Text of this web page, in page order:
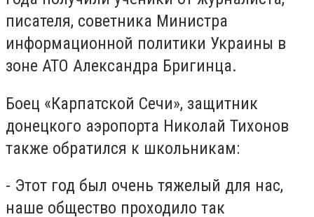
писателя, советника Министра
информационной политики Украины в
зоне АТО Александра Бригинца.
Боец «Карпатской Сечи», защитник
донецкого аэропорта Николай Тихонов
также обратился к школьникам:
- Этот год был очень тяжелый для нас,
наше общество проходило так